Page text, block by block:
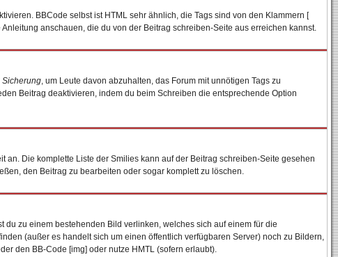
BBCode selbst ist HTML sehr ähnlich, die Tags sind von den Klammern [
anschauen, die du von der Beitrag schreiben-Seite aus erreichen kannst.
Sicherung, um Leute davon abzuhalten, das Forum mit unnötigen Tags zu
Beitrag deaktivieren, indem du beim Schreiben die entsprechende Option
Die komplette Liste der Smilies kann auf der Beitrag schreiben-Seite gesehen
den Beitrag zu bearbeiten oder sogar komplett zu löschen.
zu einem bestehenden Bild verlinken, welches sich auf einem für die
(außer es handelt sich um einen öffentlich verfügbaren Server) noch zu Bildern,
den BB-Code [img] oder nutze HMTL (sofern erlaubt).